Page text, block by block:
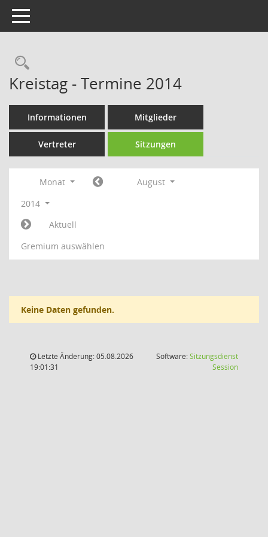
Toggle navigation
Rechercheauswahl
Kreistag - Termine 2014
Informationen Mitglieder
Vertreter Sitzungen
Monat
August
2014
Aktuell
Gremium auswählen
Keine Daten gefunden.
Letzte Änderung: 05.08.2026
19:01:31
Software:Sitzungsdienst
Session(Wird in